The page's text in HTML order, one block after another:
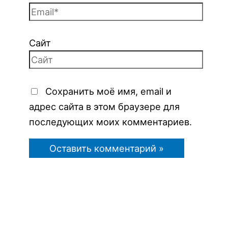
Сайт
Сохранить моё имя, email и
адрес сайта в этом браузере для
последующих моих комментариев.